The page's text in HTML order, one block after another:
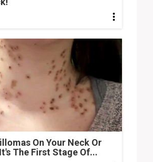
On Your Neck Or
The First Stage Of...